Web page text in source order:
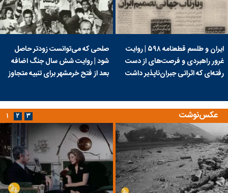
ایران و طلسم قطعنامه ۵۹۸ | روایت
غرور راهبردی و فرصت‌های از دست
رفته‌ای که اثراتی جبران‌ناپذیر داشت
صلحی که می‌توانست زودتر حاصل
شود | روایت شش سال جنگ اضافه
بعد از فتح خرمشهر برای تنبیه متجاوز
عکس‌نوشت ۱ ۲ ۳